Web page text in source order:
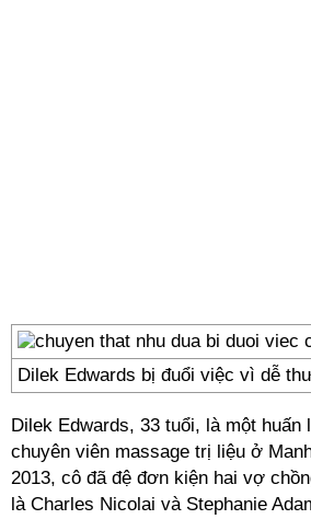
Dilek Edwards bị đuổi việc vì dễ
Dilek Edwards, 33 tuổi, là một huấn
chuyên viên massage trị liệu ở
2013, cô đã đệ đơn kiện hai vợ
là Charles Nicolai và Stephanie